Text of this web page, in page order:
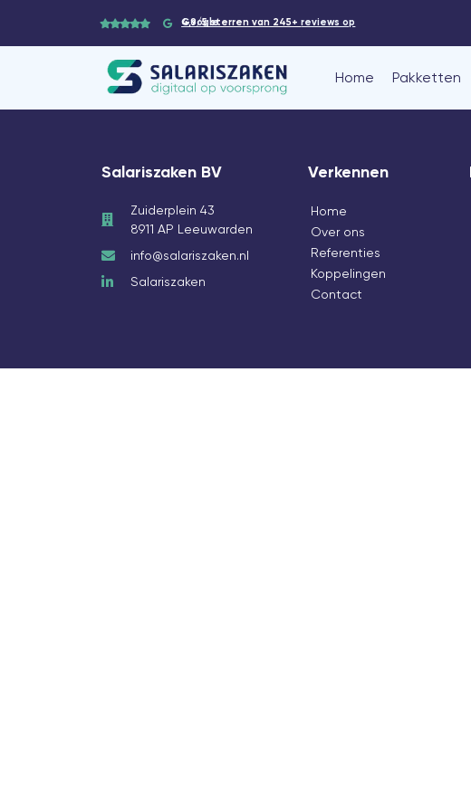
4,9/5 sterren van 245+
reviews op Google
Home Pakketten
Salariszaken BV
Zuiderplein 43
8911 AP Leeuwarden
info@salariszaken.nl
Salariszaken
Verkennen
Home
Over ons
Referenties
Koppelingen
Contact